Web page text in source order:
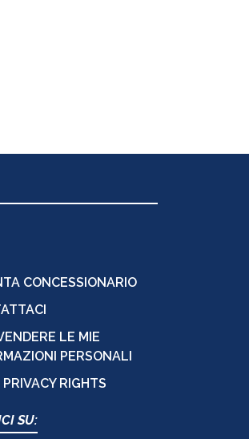
CONCESSIONARIO
LE MIE
PERSONALI
RIGHTS
SU: